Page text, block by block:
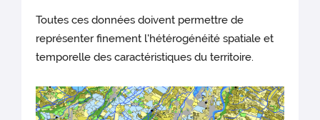
Toutes ces données doivent permettre de
représenter finement l'hétérogénéité spatiale et
temporelle des caractéristiques du territoire.